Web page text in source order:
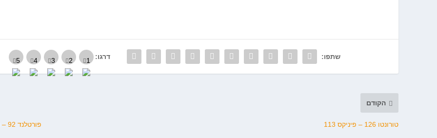
שתפו: דרגו:
הקודם
טורונטו 126 – פיניקס 113 פורטלנד 92 – וושינגטון 106